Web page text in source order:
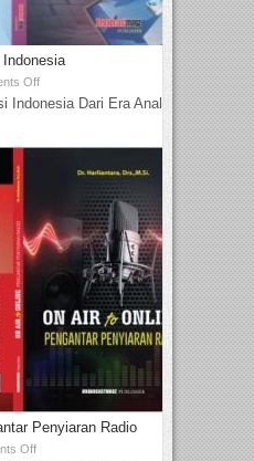
Off
Indonesia Dari Era Analog
Penyiaran Radio
Off